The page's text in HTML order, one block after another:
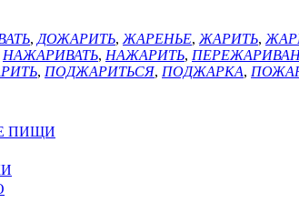
, ДОЖАРИТЬ, ЖАРЕНЬЕ, ЖАРИТЬ,
НАЖАРИВАТЬ, НАЖАРИТЬ,
, ПОДЖАРИТЬСЯ, ПОДЖАРКА,
ПИЩИ